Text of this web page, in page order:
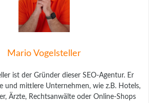
Mario Vogelsteller
ist der Gründer dieser SEO-Agentur. Er
und mittlere Unternehmen, wie z.B. Hotels,
Ärzte, Rechtsanwälte oder Online-Shops